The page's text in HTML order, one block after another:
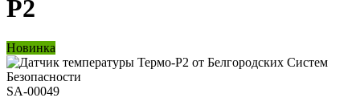
Р2
Новинка
SA-00049